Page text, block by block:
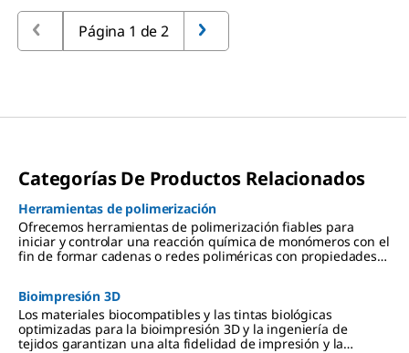
Página 1 de 2
Categorías De Productos Relacionados
Herramientas de polimerización
Ofrecemos herramientas de polimerización fiables para
iniciar y controlar una reacción química de monómeros con el
fin de formar cadenas o redes poliméricas con propiedades
Bioimpresión 3D
Los materiales biocompatibles y las tintas biológicas
optimizadas para la bioimpresión 3D y la ingeniería de
tejidos garantizan una alta fidelidad de impresión y la